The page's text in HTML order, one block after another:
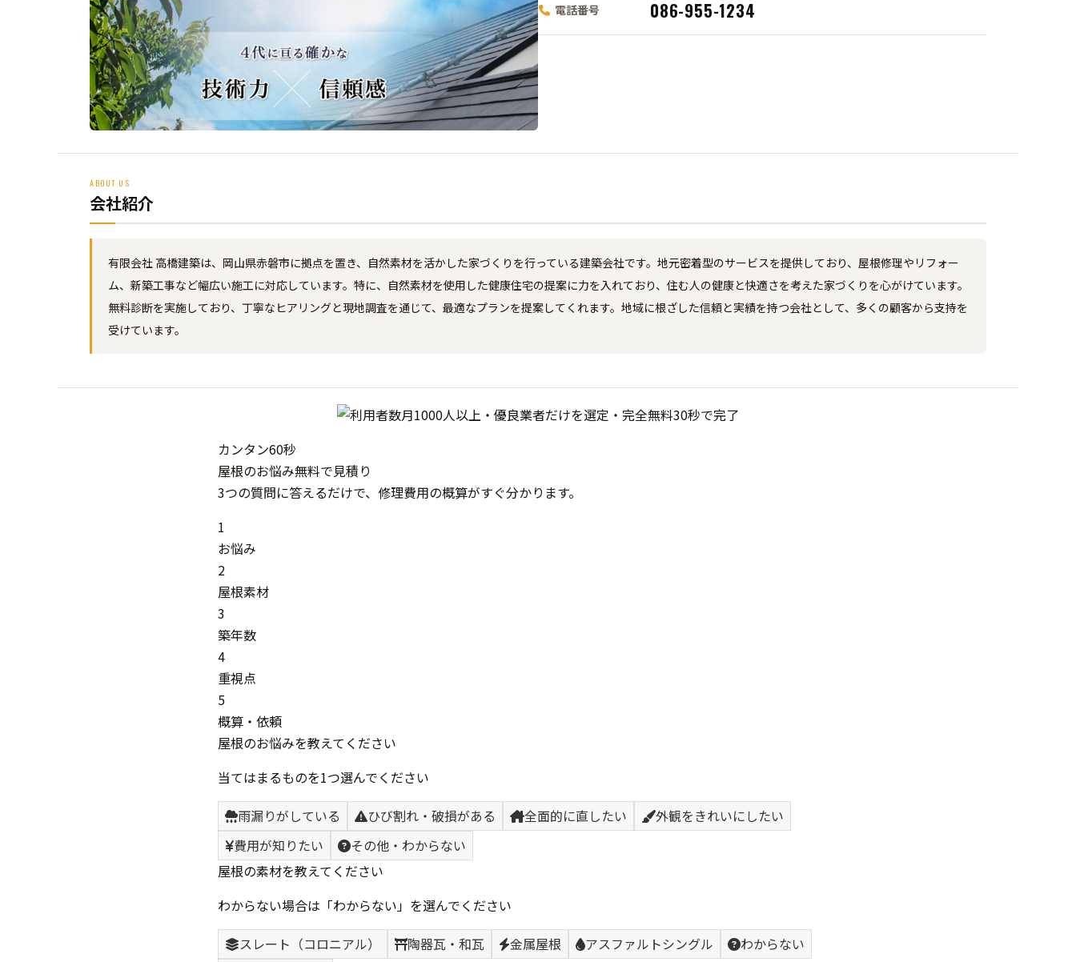
電話番号 086-955-1234
ABOUT US
会社紹介
有限会社 高橋建築は、岡山県赤磐市に拠点を置き、自然素材を活かした家づくりを行っている建築会社です。地元密着型のサービスを提供しており、屋根修理やリフォー
ム、新築工事など幅広い施工に対応しています。特に、自然素材を使用した健康住宅の提案に力を入れており、住む人の健康と快適さを考えた家づくりを心がけています。
無料診断を実施しており、丁寧なヒアリングと現地調査を通じて、最適なプランを提案してくれます。地域に根ざした信頼と実績を持つ会社として、多くの顧客から支持を
受けています。
カンタン60秒
屋根のお悩み無料で見積り
3つの質問に答えるだけで、修理費用の概算がすぐ分かります。
1
お悩み
2
屋根素材
3
築年数
4
重視点
5
概算・依頼
屋根のお悩みを教えてください
当てはまるものを1つ選んでください
雨漏りがしている
ひび割れ・破損がある 全面的に直したい
外観をきれいにしたい
費用が知りたい
その他・わからない
屋根の素材を教えてください
わからない場合は「わからない」を選んでください
スレート（コロニアル）
陶器瓦・和瓦 金属屋根 アスファルトシングル
わからない